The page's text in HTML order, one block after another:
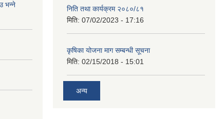
भन्ने
निति तथा कार्यक्रम २०८०/८१
मिति: 07/02/2023 - 17:16
कृषिका योजना माग सम्बन्धी सूचना
मिति: 02/15/2018 - 15:01
अन्य